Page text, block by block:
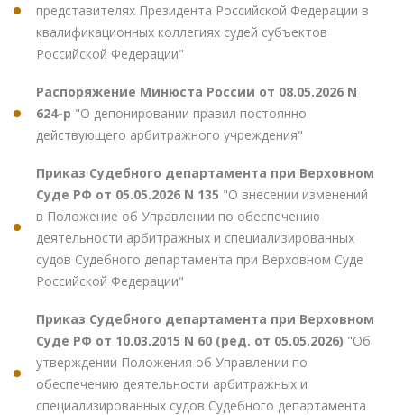
представителях Президента Российской Федерации в
квалификационных коллегиях судей субъектов
Российской Федерации"
Распоряжение Минюста России от 08.05.2026 N
624-р "О депонировании правил постоянно
действующего арбитражного учреждения"
Приказ Судебного департамента при Верховном
Суде РФ от 05.05.2026 N 135 "О внесении изменений
в Положение об Управлении по обеспечению
деятельности арбитражных и специализированных
судов Судебного департамента при Верховном Суде
Российской Федерации"
Приказ Судебного департамента при Верховном
Суде РФ от 10.03.2015 N 60 (ред. от 05.05.2026) "Об
утверждении Положения об Управлении по
обеспечению деятельности арбитражных и
специализированных судов Судебного департамента